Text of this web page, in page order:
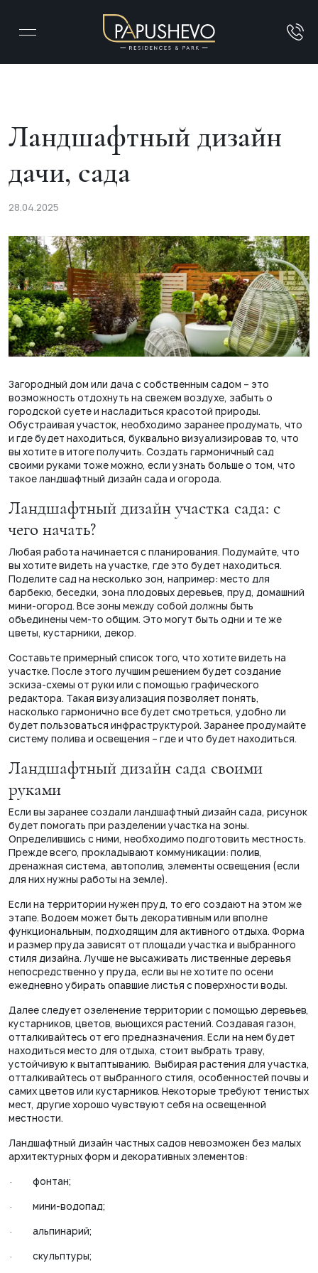
Ландшафтный дизайн
дачи, сада
28.04.2025
Загородный дом или дача с собственным садом – это
возможность отдохнуть на свежем воздухе, забыть о
городской суете и насладиться красотой природы.
Обустраивая участок, необходимо заранее продумать, что
и где будет находиться, буквально визуализировав то, что
вы хотите в итоге получить. Создать гармоничный сад
своими руками тоже можно, если узнать больше о том, что
такое ландшафтный дизайн сада и огорода.
Ландшафтный дизайн участка сада: с
чего начать?
Любая работа начинается с планирования. Подумайте, что
вы хотите видеть на участке, где это будет находиться.
Поделите сад на несколько зон, например: место для
барбекю, беседки, зона плодовых деревьев, пруд, домашний
мини-огород. Все зоны между собой должны быть
объединены чем-то общим. Это могут быть одни и те же
цветы, кустарники, декор.
Составьте примерный список того, что хотите видеть на
участке. После этого лучшим решением будет создание
эскиза-схемы от руки или с помощью графического
редактора. Такая визуализация позволяет понять,
насколько гармонично все будет смотреться, удобно ли
будет пользоваться инфраструктурой. Заранее продумайте
систему полива и освещения – где и что будет находиться.
Ландшафтный дизайн сада своими
руками
Если вы заранее создали ландшафтный дизайн сада, рисунок
будет помогать при разделении участка на зоны.
Определившись с ними, необходимо подготовить местность.
Прежде всего, прокладывают коммуникации: полив,
дренажная система, автополив, элементы освещения (если
для них нужны работы на земле).
Если на территории нужен пруд, то его создают на этом же
этапе. Водоем может быть декоративным или вполне
функциональным, подходящим для активного отдыха. Форма
и размер пруда зависят от площади участка и выбранного
стиля дизайна. Лучше не высаживать лиственные деревья
непосредственно у пруда, если вы не хотите по осени
ежедневно убирать опавшие листья с поверхности воды.
Далее следует озеленение территории с помощью деревьев,
кустарников, цветов, вьющихся растений. Создавая газон,
отталкивайтесь от его предназначения. Если на нем будет
находиться место для отдыха, стоит выбрать траву,
устойчивую к вытаптыванию. Выбирая растения для участка,
отталкивайтесь от выбранного стиля, особенностей почвы и
самих цветов или кустарников. Некоторые требуют тенистых
мест, другие хорошо чувствуют себя на освещенной
местности.
Ландшафтный дизайн частных садов невозможен без малых
архитектурных форм и декоративных элементов:
· фонтан;
· мини-водопад;
· альпинарий;
· скульптуры;